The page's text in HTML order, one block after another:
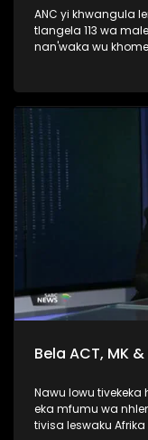
ANC yi khwangula
tlangela 113 wa
nan'waka wu
Bela ACT, MK &
Nawu lowu tivekeka
eka mfumu wa
tivisa leswaku